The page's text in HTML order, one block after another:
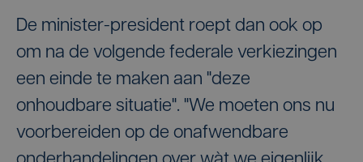
De minister-president roept dan ook op
om na de volgende federale verkiezingen
een einde te maken aan "deze
onhoudbare situatie". "We moeten ons nu
voorbereiden op de onafwendbare